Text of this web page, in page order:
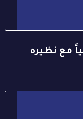
مع نظيره